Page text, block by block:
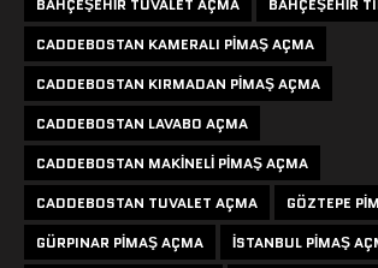
BAHÇEŞEHIR TUVALET AÇMA
BAHÇEŞEHIR
CADDEBOSTAN KAMERALI PIMAŞ AÇMA
CADDEBOSTAN KIRMADAN PIMAŞ AÇMA
CADDEBOSTAN LAVABO AÇMA
CADDEBOSTAN MAKINELI PIMAŞ AÇMA
CADDEBOSTAN TUVALET AÇMA
GÖZTEPE
GÜRPINAR PIMAŞ AÇMA
ISTANBUL PIMAŞ